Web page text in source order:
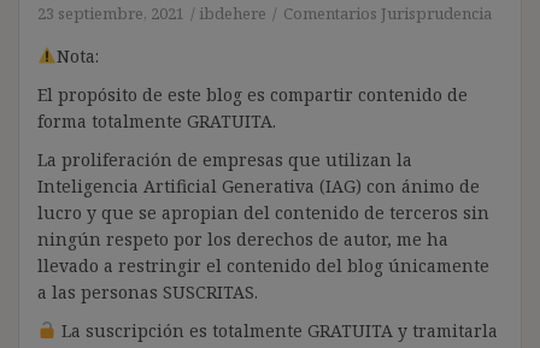
23 septiembre, 2021 ibdehere Comentarios Jurisprudencia
Nota:
El propósito de este blog es compartir contenido de
forma totalmente GRATUITA.
La proliferación de empresas que utilizan la
Inteligencia Artificial Generativa (IAG) con ánimo de
lucro y que se apropian del contenido de terceros sin
ningún respeto por los derechos de autor, me ha
llevado a restringir el contenido del blog únicamente
a las personas SUSCRITAS.
La suscripción es totalmente GRATUITA y tramitarla